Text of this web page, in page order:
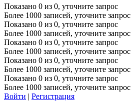
Показано 0 из 0, уточните запрос
Более 1000 записей, уточните запрос
Показано 0 из 0, уточните запрос
Более 1000 записей, уточните запрос
Показано 0 из 0, уточните запрос
Более 1000 записей, уточните запрос
Показано 0 из 0, уточните запрос
Более 1000 записей, уточните запрос
Показано 0 из 0, уточните запрос
Более 1000 записей, уточните запрос
Войти | Регистрация